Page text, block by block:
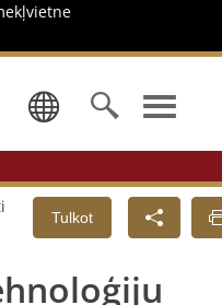
Izvēlēties
Tulkot